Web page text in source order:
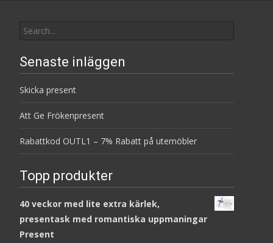
for:
Senaste inläggen
Skicka present
Att Ge Frökenpresent
Rabattkod OUTL1 – 7% Rabatt på utemöbler
Topp produkter
40 veckor med lite extra kärlek,
presentask med romantiska uppmaningar
Present